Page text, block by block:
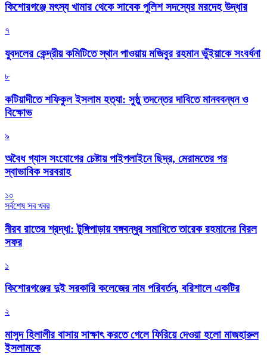
কিশোরগঞ্জে মৎস্য খামার থেকে সাবেক পুলিশ সদস্যের মরদেহ উদ্ধার
৭
যুবদলের কেন্দ্রীয় কমিটিতে স্থান পাওয়ায় মজিবুর রহমান ভুঁইয়াকে সংবর্ধনা
৮
কটিয়াদীতে শফিকুল ইসলাম হত্যা: সুষ্ঠু তদন্তের দাবিতে মানববন্ধন ও
বিক্ষোভ
৯
অবৈধ গ্যাস সংযোগের চেষ্টায় পাইপলাইনে ছিদ্র, মেরামতের পর
স্বাভাবিক সরবরাহ
১০
সর্বশেষ সব খবর
নীরব রাতের শ্রদ্ধা: টুঙ্গিপাড়ায় বঙ্গবন্ধুর সমাধিতে তারেক রহমানের বিরল
সফর
১
কিশোরগঞ্জের দুই সরকারি কলেজের নাম পরিবর্তন, বরিশালে একটির
২
মাসুদ হিলালীর বাসায় সাক্ষাৎ করতে গেলে ফিরিয়ে দেওয়া হলো মাজহারুল
ইসলামকে